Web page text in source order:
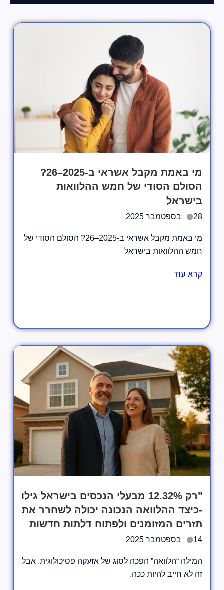
מי באמת מקבל אשראי ב-2025–26?
הסולם הסודי של חמש ההלוואות
בישראל
28 בספטמבר 2025
מי באמת מקבל אשראי ב-2025–26? הסולם הסודי של
חמש ההלוואות בישראל
קרא עוד
"רק ‎12.32%‎ מבעלי הנכסים בישראל גילו
-כיצד ההלוואה הנכונה יכולה לשחרר את
תזרים המזומנים ולפתוח דלתות חדשות
14 בספטמבר 2025
המילה “הלוואה” הפכה לסוג של אזעקה פסיכולוגית. אבל
זה לא חייב להיות ככה.